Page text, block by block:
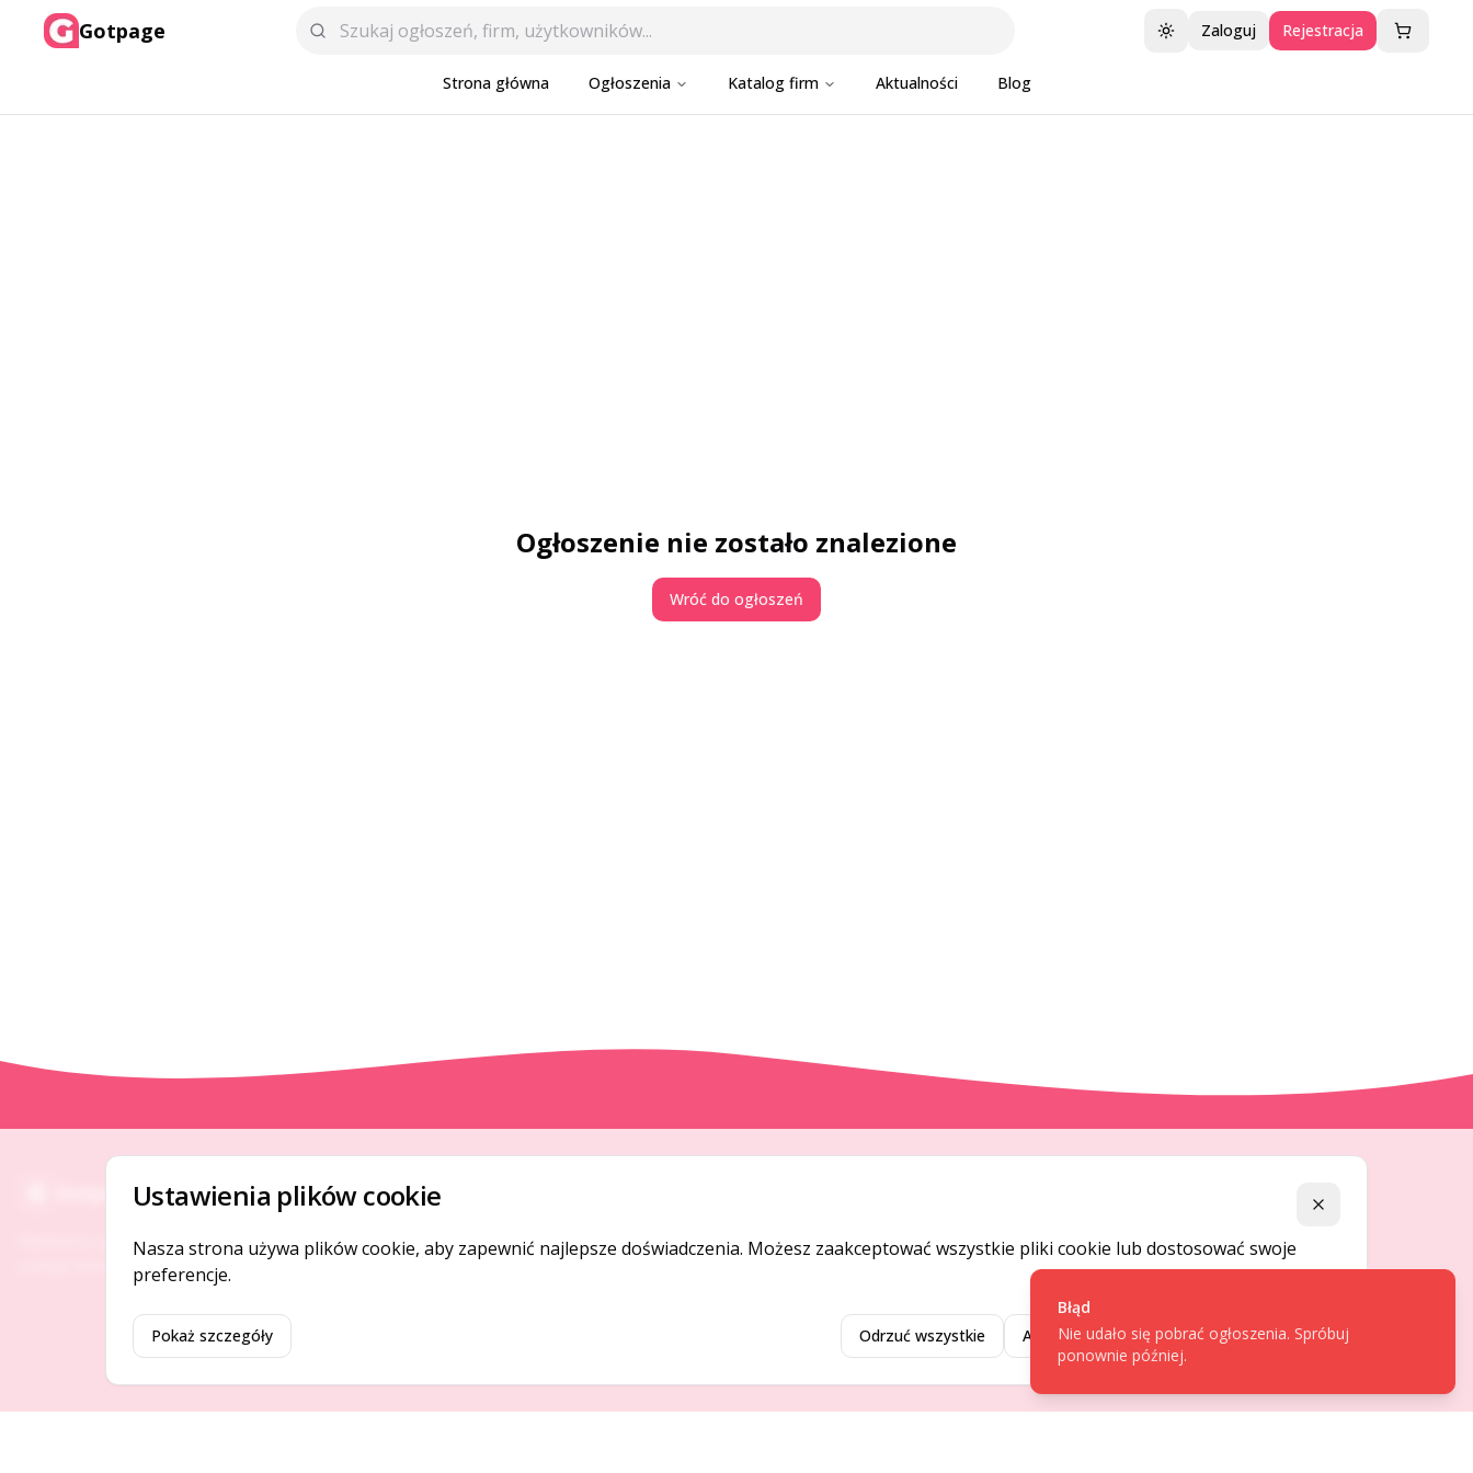
Gotpage Przełącz motyw
Zaloguj Rejestracja
Strona główna Ogłoszenia Katalog firm Aktualności Blog
Ogłoszenie nie zostało znalezione
Wróć do ogłoszeń
Gotpage
Platforma ogłoszeń i firm, która łączy ludzi i
rozwija biznes w Twojej okolicy.
O NAS
Kontakt
Usługi premium
Regulamin
Błąd
Nie udało się pobrać ogłoszenia. Spróbuj
ponownie później.
Ustawienia plików cookie Zamknij
Nasza strona używa plików cookie, aby zapewnić najlepsze doświadczenia. Możesz zaakceptować wszystkie pliki cookie lub dostosować swoje
preferencje.
Pokaż szczegóły Odrzuć wszystkie Akceptuj wybrane Akceptuj wszystkie